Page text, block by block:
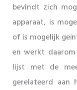
bevindt zich
apparaat, is
of is mogelijk
en werkt
lijst met de
gerelateerd aan